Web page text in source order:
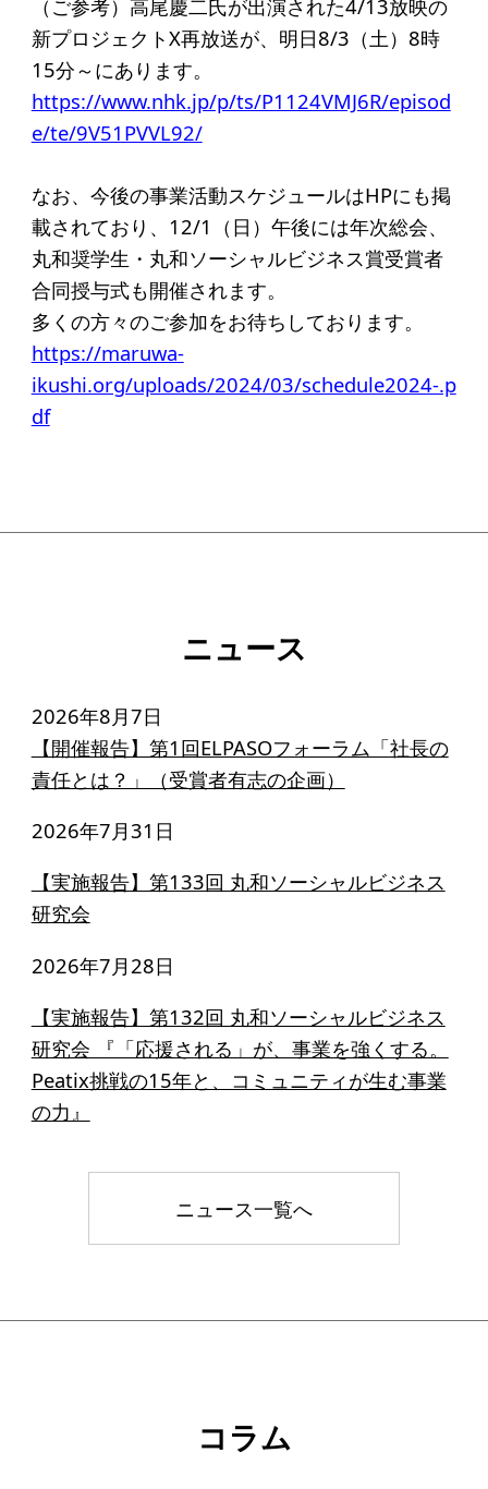
事業内容
年間スケジュール
定款
アクセス
給付型奨学金
事業方針
募集要項
事業方針
丸和育志会の考える
受賞者一覧
研究会一覧
ELPASO会
ELPASO会とは
入会案内
会員限定ページ
寄付のお願い
（ご参考）高尾慶二氏が出演された4/13放映の
新プロジェクトX再放送が、明日8/3（土）8時
15分～にあります。
https://www.nhk.jp/p/ts/P1124VMJ6R/episod
e/te/9V51PVVL92/
なお、今後の事業活動スケジュールはHPにも掲
載されており、12/1（日）午後には年次総会、
丸和奨学生・丸和ソーシャルビジネス賞受賞者
合同授与式も開催されます。
多くの方々のご参加をお待ちしております。
https://maruwa-
ikushi.org/uploads/2024/03/schedule2024-.p
df
ニュース
2026年8月7日
【開催報告】第1回ELPASOフォーラム「社長の
責任とは？」（受賞者有志の企画）
2026年7月31日
【実施報告】第133回 丸和ソーシャルビジネス
研究会
2026年7月28日
【実施報告】第132回 丸和ソーシャルビジネス
研究会 『「応援される」が、事業を強くする。
Peatix挑戦の15年と、コミュニティが生む事業
の力』
ニュース一覧へ
コラム